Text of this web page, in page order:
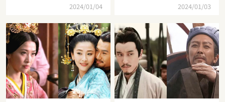
2024/01/04 2024/01/03